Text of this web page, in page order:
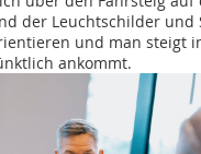
der Leuchtschilder und
und man steigt
ankommt.